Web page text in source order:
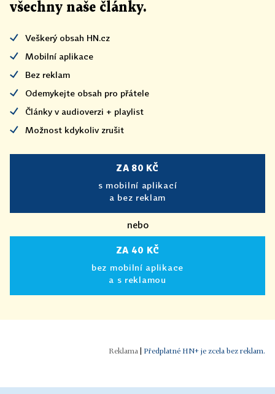
všechny naše články.
Veškerý obsah HN.cz
Mobilní aplikace
Bez reklam
Odemykejte obsah pro přátele
Články v audioverzi + playlist
Možnost kdykoliv zrušit
ZA 80 KČ
s mobilní aplikací
a bez reklam
nebo
ZA 40 KČ
bez mobilní aplikace
a s reklamou
| Předplatné HN+ je zcela bez reklam.